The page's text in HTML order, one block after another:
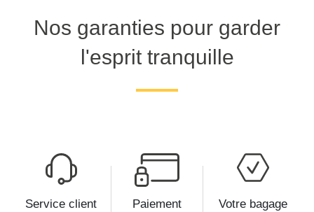
Nos garanties pour garder
l'esprit tranquille
Service client
Paiement
Votre bagage